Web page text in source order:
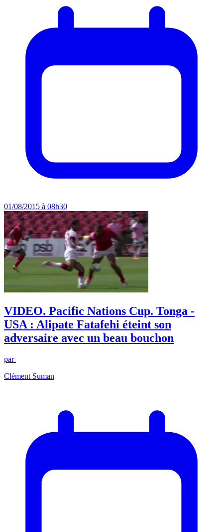
01/08/2015 à 08h30
VIDEO. Pacific Nations Cup. Tonga -
USA : Alipate Fatafehi éteint son
adversaire avec un beau bouchon
par
Clément Suman